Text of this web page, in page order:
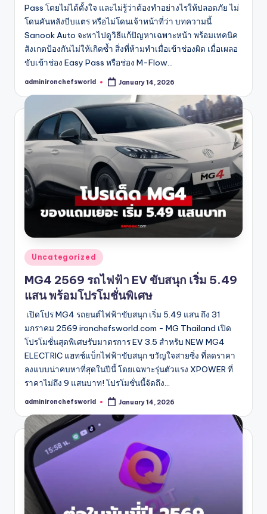
Pass โดยไม่ได้ตั้งใจ และไม่รู้ว่าต้องทำอย่างไรให้ปลอดภัย ไม่
โดนคันหลังบีบแตร หรือไม่โดนเจ้าหน้าที่ว่า บทความนี้
Sanook Auto จะพาไปดูวิธีแก้ปัญหาเฉพาะหน้า พร้อมเทคนิค
สังเกตป้องกันไม่ให้เกิดซ้ำ สิ่งที่ห้ามทำเมื่อเข้าช่องผิด เมื่อเผลอ
ขับเข้าช่อง Easy Pass หรือช่อง M-Flow…
Posted
adminironchefsworld January 14, 2026
Posted
in
Uncategorized
MG4 2569 รถไฟฟ้า EV ขับสนุก เริ่ม 5.49
แสน พร้อมโปรโมชั่นพิเศษ
เปิดโปร MG4 รถยนต์ไฟฟ้าขับสนุก เริ่ม 5.49 แสน ถึง 31
มกราคม 2569 ironchefsworld.com - MG Thailand เปิด
โปรโมชั่นสุดพิเศษรับมาตรการ EV 3.5 สำหรับ NEW MG4
ELECTRIC แฮทช์แบ็กไฟฟ้าขับสนุก ขวัญใจสายซิ่ง ที่ลดราคา
ลงแบบน่าคบหาที่สุดในปีนี้ โดยเฉพาะรุ่นตัวแรง XPOWER ที่
ราคาไม่ถึง 9 แสนบาท! โปรโมชั่นนี้จัดถึง…
Posted
adminironchefsworld January 14, 2026